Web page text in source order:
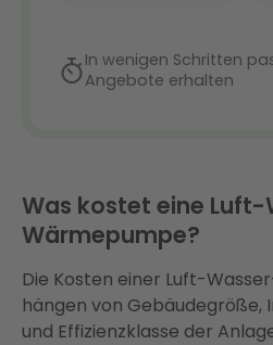
Was kostet eine Luft-
Wärmepumpe?
Die Kosten einer Luft-
hängen von Gebäudegröße,
und Effizienzklasse der